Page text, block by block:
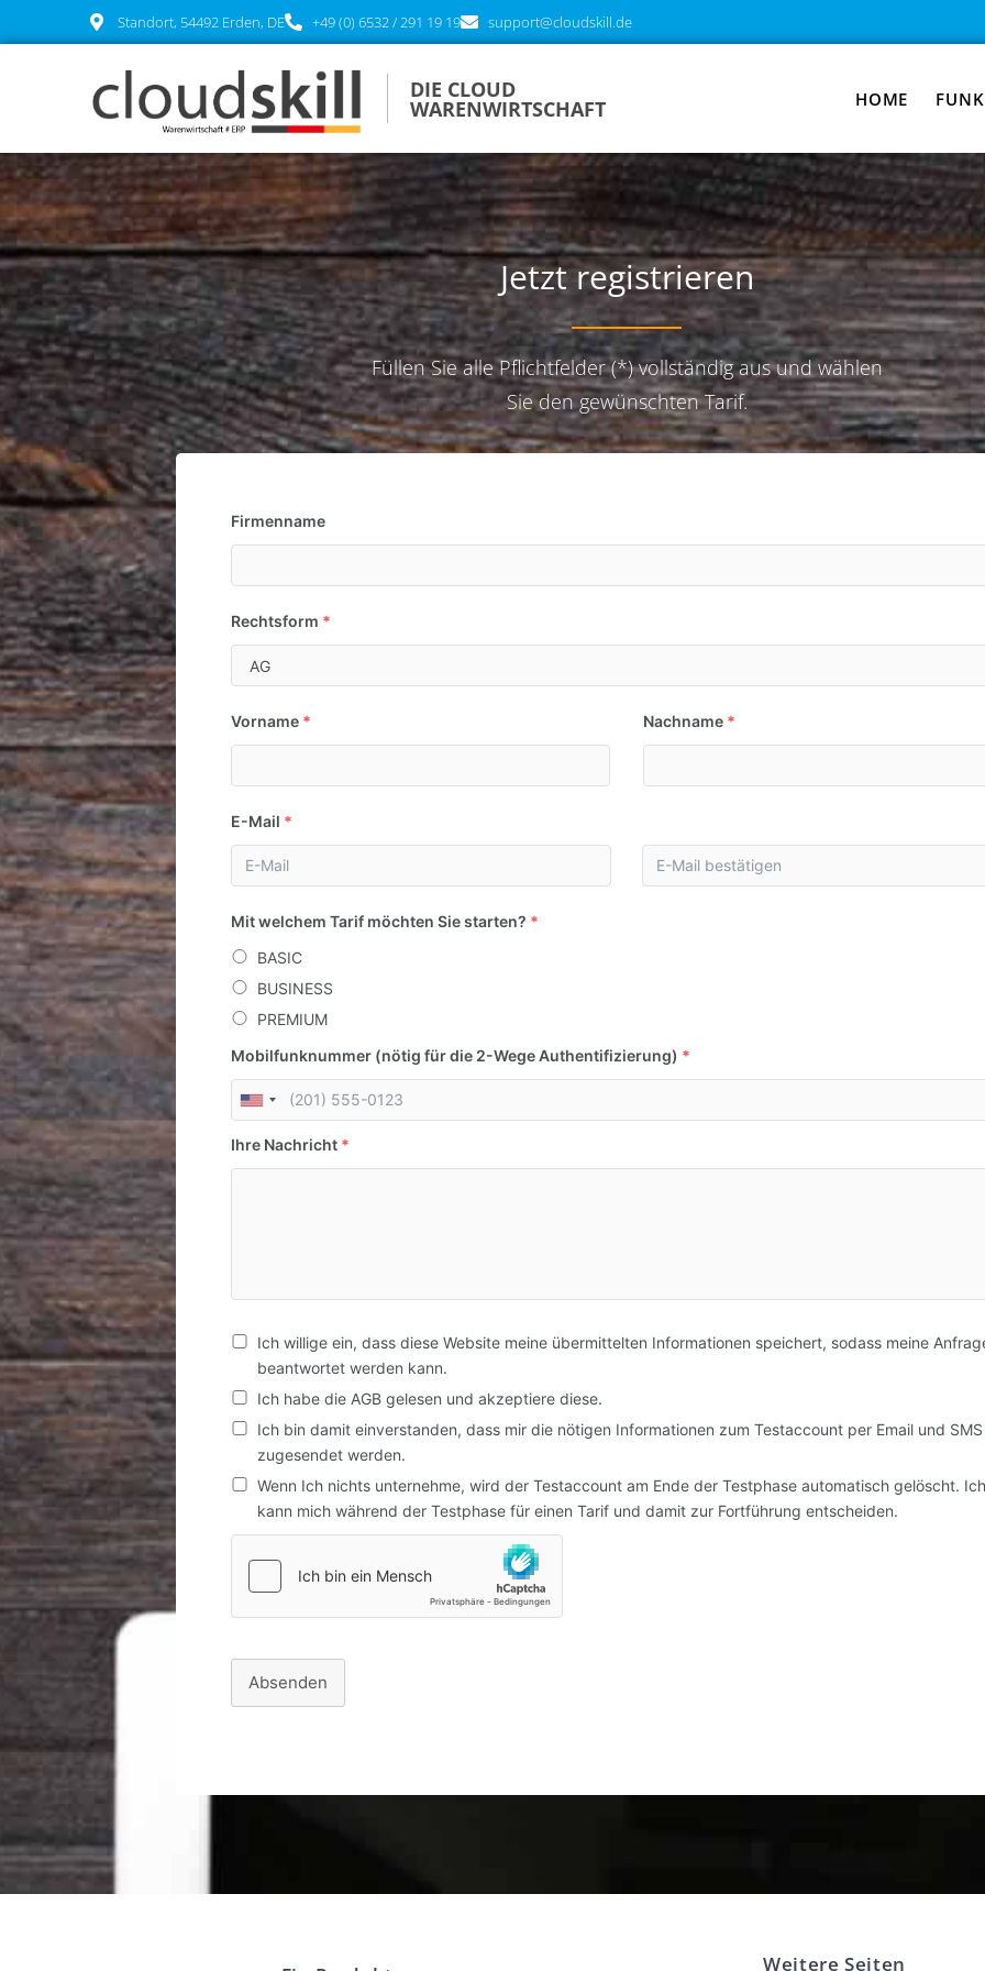
Standort, 54492 Erden, DE +49 (0) 6532 / 291 19 19 support@cloudskill.de
DIE CLOUD
WARENWIRTSCHAFT HOME
Jetzt registrieren
Füllen Sie alle Pflichtfelder (*) vollständig aus und wählen
Sie den gewünschten Tarif.
Firmenname
Rechtsform *
Vorname * Nachname *
E-Mail *
Mit welchem Tarif möchten Sie starten? *
BASIC
BUSINESS
PREMIUM
Mobilfunknummer (nötig für die 2-Wege Authentifizierung) *
Ihre Nachricht *
Ich willige ein, dass diese Website meine übermittelten Informationen speichert, sodass meine
beantwortet werden kann.
Ich habe die AGB gelesen und akzeptiere diese.
Ich bin damit einverstanden, dass mir die nötigen Informationen zum Testaccount per Email und SMS
zugesendet werden.
Wenn Ich nichts unternehme, wird der Testaccount am Ende der Testphase automatisch gelöscht. Ich
kann mich während der Testphase für einen Tarif und damit zur Fortführung entscheiden.
Absenden
Weitere Seiten